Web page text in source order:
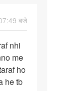
बजे
nhi
me
ho
he tb